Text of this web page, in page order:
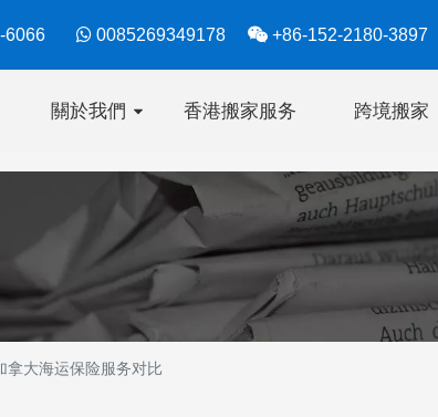
6066  0085269349178  +86-152-2180-3897
關於我們 香港搬家服务 跨境搬家
拿大海运保险服务对比